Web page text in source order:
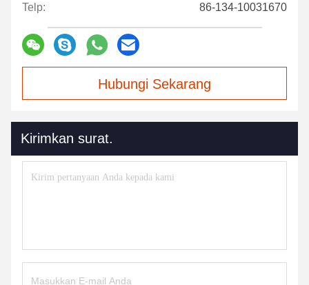
Telp: 86-134-10031670
Hubungi Sekarang
Kirimkan surat.